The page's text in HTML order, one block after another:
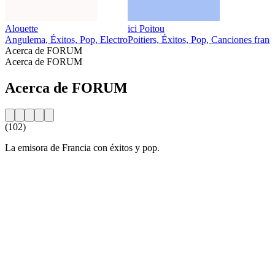
Alouette
Angulema, Éxitos, Pop, Electro
ici Poitou
Poitiers, Éxitos, Pop, Canciones
Acerca de FORUM
Acerca de FORUM
Acerca de FORUM
(102)
La emisora de Francia con éxitos y pop.